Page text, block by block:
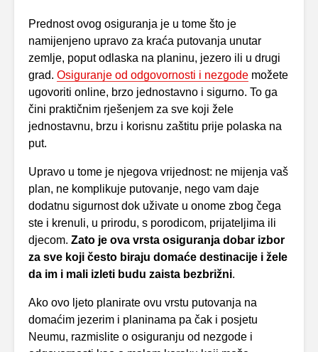
Prednost ovog osiguranja je u tome što je
namijenjeno upravo za kraća putovanja unutar
zemlje, poput odlaska na planinu, jezero ili u drugi
grad. Osiguranje od odgovornosti i nezgode možete
ugovoriti online, brzo jednostavno i sigurno. To ga
čini praktičnim rješenjem za sve koji žele
jednostavnu, brzu i korisnu zaštitu prije polaska na
put.
Upravo u tome je njegova vrijednost: ne mijenja vaš
plan, ne komplikuje putovanje, nego vam daje
dodatnu sigurnost dok uživate u onome zbog čega
ste i krenuli, u prirodu, s porodicom, prijateljima ili
djecom. Zato je ova vrsta osiguranja dobar izbor
za sve koji često biraju domaće destinacije i žele
da im i mali izleti budu zaista bezbrižni.
Ako ovo ljeto planirate ovu vrstu putovanja na
domaćim jezerim i planinama pa čak i posjetu
Neumu, razmislite o osiguranju od nezgode i